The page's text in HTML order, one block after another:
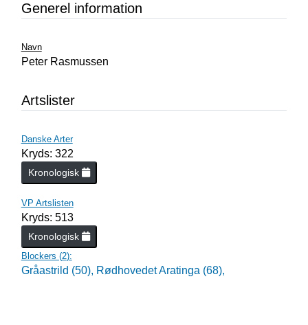
Generel information
Navn
Peter Rasmussen
Artslister
Danske Arter
Kryds: 322
Kronologisk
VP Artslisten
Kryds: 513
Kronologisk
Blockers (2):
Gråastrild (50), Rødhovedet Aratinga (68),